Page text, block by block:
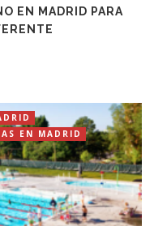
EN MADRID PARA
EN MADRID